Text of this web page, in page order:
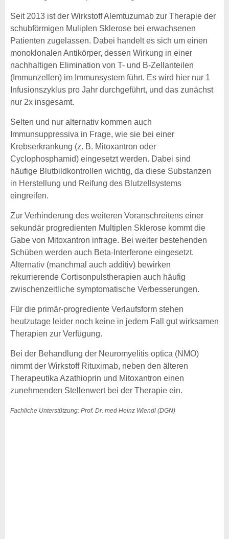
Seit 2013 ist der Wirkstoff Alemtuzumab zur Therapie der
schubförmigen Muliplen Sklerose bei erwachsenen
Patienten zugelassen. Dabei handelt es sich um einen
monoklonalen Antikörper, dessen Wirkung in einer
nachhaltigen Elimination von T- und B-Zellanteilen
(Immunzellen) im Immunsystem führt. Es wird hier nur 1
Infusionszyklus pro Jahr durchgeführt, und das zunächst
nur 2x insgesamt.
Selten und nur alternativ kommen auch
Immunsuppressiva in Frage, wie sie bei einer
Krebserkrankung (z. B. Mitoxantron oder
Cyclophosphamid) eingesetzt werden. Dabei sind
häufige Blutbildkontrollen wichtig, da diese Substanzen
in Herstellung und Reifung des Blutzellsystems
eingreifen.
Zur Verhinderung des weiteren Voranschreitens einer
sekundär progredienten Multiplen Sklerose kommt die
Gabe von Mitoxantron infrage. Bei weiter bestehenden
Schüben werden auch Beta-Interferone eingesetzt.
Alternativ (manchmal auch additiv) bewirken
rekurrierende Cortisonpulstherapien auch häufig
zwischenzeitliche symptomatische Verbesserungen.
Für die primär-progrediente Verlaufsform stehen
heutzutage leider noch keine in jedem Fall gut wirksamen
Therapien zur Verfügung.
Bei der Behandlung der Neuromyelitis optica (NMO)
nimmt der Wirkstoff Rituximab, neben den älteren
Therapeutika Azathioprin und Mitoxantron einen
zunehmenden Stellenwert bei der Therapie ein.
Fachliche Unterstützung: Prof. Dr. med Heinz Wiendl (DGN)